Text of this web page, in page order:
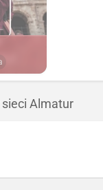
sieci Almatur